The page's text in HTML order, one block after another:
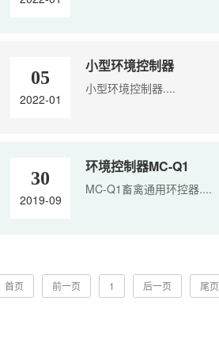
05
2022-01
小型环境控制器
小型环境控制器....
30
2019-09
环境控制器MC-Q1
MC-Q1畜禽通用环控器....
首页 前一页 1 后一页 尾页